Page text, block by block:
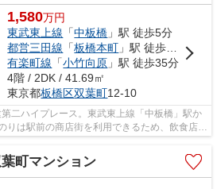
1,580万円
東武東上線 「中板橋 」駅 徒歩5分
都営三田線 「板橋本町 」駅 徒歩15分
有楽町線 「小竹向原 」駅 徒歩35分
4階 / 2DK / 41.69㎡
東京都板橋区双葉町12-10
二ハイプレース。東武東上線「中板橋」駅か
りは駅前の商店街を利用できるため、飲食店や
ットなど利便性の高...
町マンション